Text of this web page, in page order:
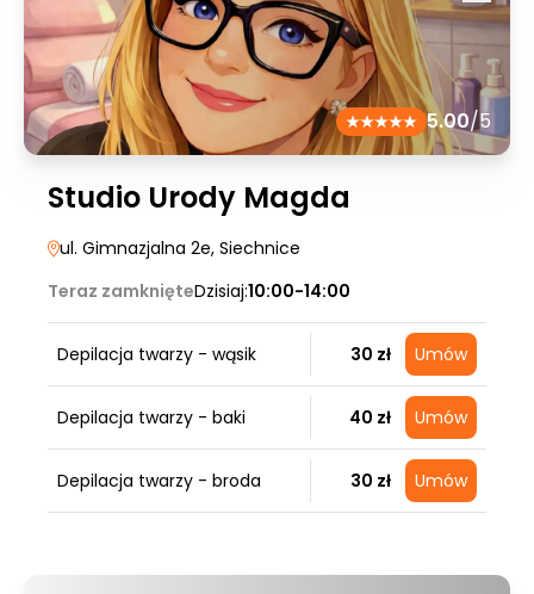
5.00/5
Studio Urody Magda
ul. Gimnazjalna 2e, Siechnice
Teraz zamknięteDzisiaj:10:00-14:00
Depilacja twarzy - wąsik 30 zł Umów
Depilacja twarzy - baki 40 zł Umów
Depilacja twarzy - broda 30 zł Umów